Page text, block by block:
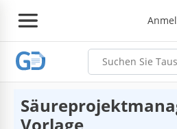
Vorlage